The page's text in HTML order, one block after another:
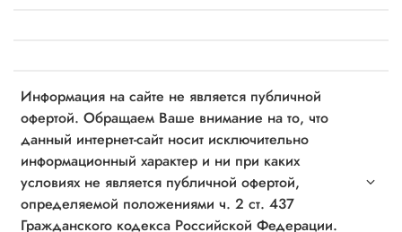
Информация на сайте не является публичной
офертой. Обращаем Ваше внимание на то, что
данный интернет-сайт носит исключительно
информационный характер и ни при каких
условиях не является публичной офертой,
определяемой положениями ч. 2 ст. 437
Гражданского кодекса Российской Федерации.